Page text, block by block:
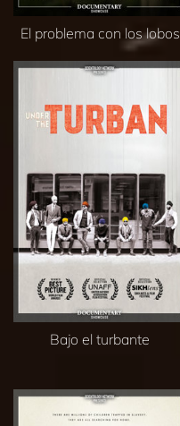
El problema con los lobos
Bajo el turbante